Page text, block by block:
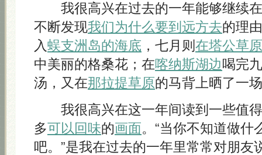
我很高兴在过去的一年能够继续
不断发现我们为什么要到远方去的理
入蜈支洲岛的海底 ，七月则 在塔公草原
中美丽的格桑花；在喀纳斯湖边喝完
汤，又在那拉提草原的马背上晒了一
我很高兴在这一年间读到一些值得
多可以回味的画面。“当你不知道做什
吧。”是我在过去的一年里常常对朋友